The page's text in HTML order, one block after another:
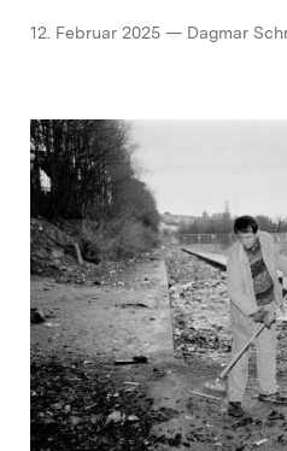
12. Februar 2025 — Dagmar